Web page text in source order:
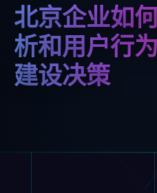
北京企业如
析和用户行
建设决策